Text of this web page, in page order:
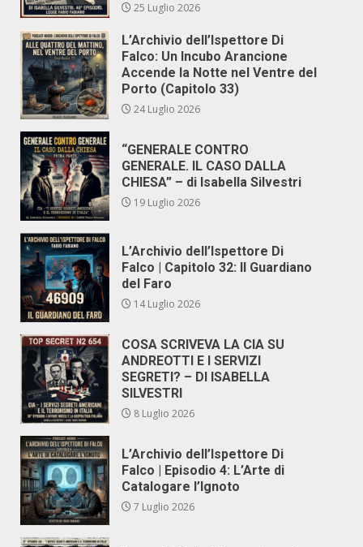
25 Luglio 2026
L’Archivio dell’Ispettore Di
Falco: Un Incubo Arancione
Accende la Notte nel Ventre del
Porto (Capitolo 33)
24 Luglio 2026
“GENERALE CONTRO
GENERALE. IL CASO DALLA
CHIESA” – di Isabella Silvestri
19 Luglio 2026
L’Archivio dell’Ispettore Di
Falco | Capitolo 32: Il Guardiano
del Faro
14 Luglio 2026
COSA SCRIVEVA LA CIA SU
ANDREOTTI E I SERVIZI
SEGRETI? – DI ISABELLA
SILVESTRI
8 Luglio 2026
L’Archivio dell’Ispettore Di
Falco | Episodio 4: L’Arte di
Catalogare l’Ignoto
7 Luglio 2026